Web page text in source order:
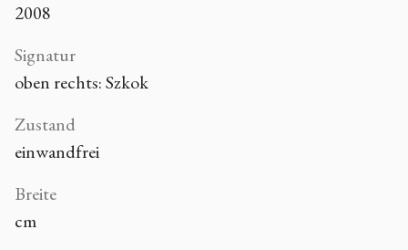
2008
Signatur
oben rechts: Szkok
Zustand
einwandfrei
Breite
cm